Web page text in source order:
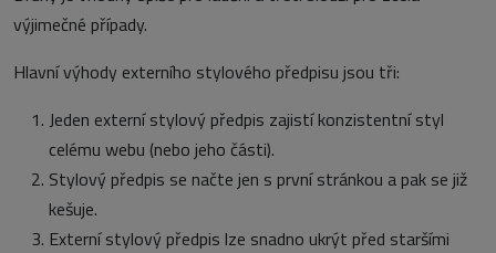
výjimečné případy.
Hlavní výhody externího stylového předpisu jsou tři:
Jeden externí stylový předpis zajistí konzistentní styl
celému webu (nebo jeho části).
Stylový předpis se načte jen s první stránkou a pak se již
kešuje.
Externí stylový předpis lze snadno ukrýt před staršími